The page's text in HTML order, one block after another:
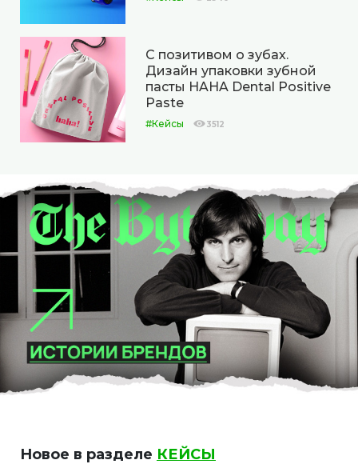
С позитивом о зубах.
Дизайн упаковки зубной
пасты HAHA Dental Positive
Paste
#Кейсы 3512
Новое в разделе КЕЙСЫ